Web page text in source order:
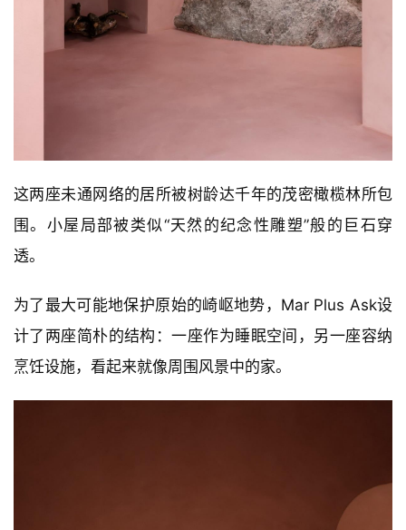
这两座未通网络的居所被树龄达千年的茂密橄榄林所包
围。小屋局部被类似“天然的纪念性雕塑”般的巨石穿
透。
为了最大可能地保护原始的崎岖地势，Mar Plus Ask设
计了两座简朴的结构：一座作为睡眠空间，另一座容纳
烹饪设施，看起来就像周围风景中的家。